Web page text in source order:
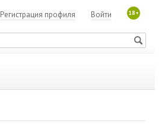
18+
Войти
Регистрация профиля